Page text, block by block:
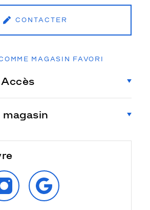
CONTACTER
MAGASIN FAVORI
magasin
RETROUVEZ‑NOUS
SUR
GOOGLE